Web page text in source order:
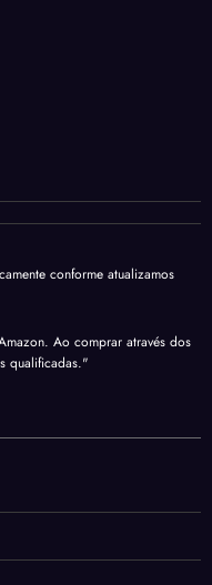
conforme atualizamos
Ao comprar através dos
qualificadas."